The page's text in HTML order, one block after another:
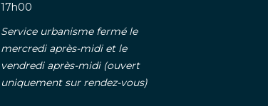
17h00
Service urbanisme fermé le
mercredi après-midi et le
vendredi après-midi (ouvert
uniquement sur rendez-vous)